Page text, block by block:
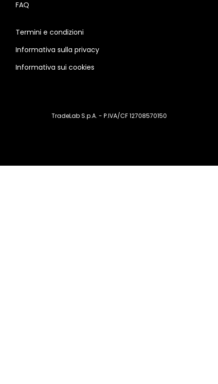
FAQ
Termini e condizioni
Informativa sulla privacy
Informativa sui cookies
TradeLab S.p.A. - P.IVA/CF 12708570150